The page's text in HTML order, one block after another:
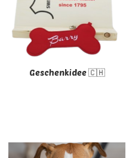
Geschenkidee 🇨🇭